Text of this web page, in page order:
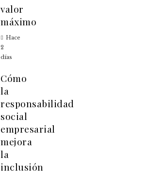
valor
máximo
Hace
2
días
Cómo
la
responsabilidad
social
empresarial
mejora
la
inclusión